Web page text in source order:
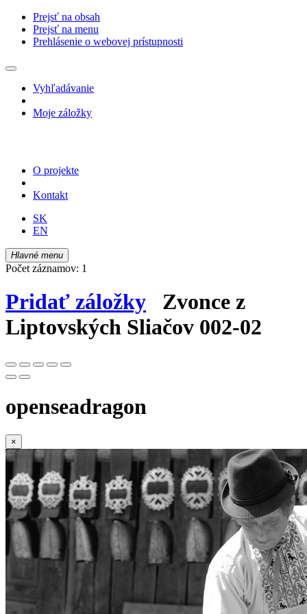
Prejsť na obsah
Prejsť na menu
Prehlásenie o webovej prístupnosti
Vyhľadávanie
Moje záložky
O projekte
Kontakt
SK
EN
Hlavné menu
Počet záznamov: 1
Pridať záložky Zvonce z
Liptovských Sliačov 002-02
openseadragon
×